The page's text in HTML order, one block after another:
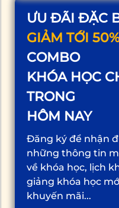
ƯU ĐÃI ĐẶC
GIẢM TỚI
COMBO
KHÓA HỌC
TRONG
HÔM NAY
Đăng ký để nhận
những thông tin
về khóa học, lịch
giảng khóa học
khuyến mãi...